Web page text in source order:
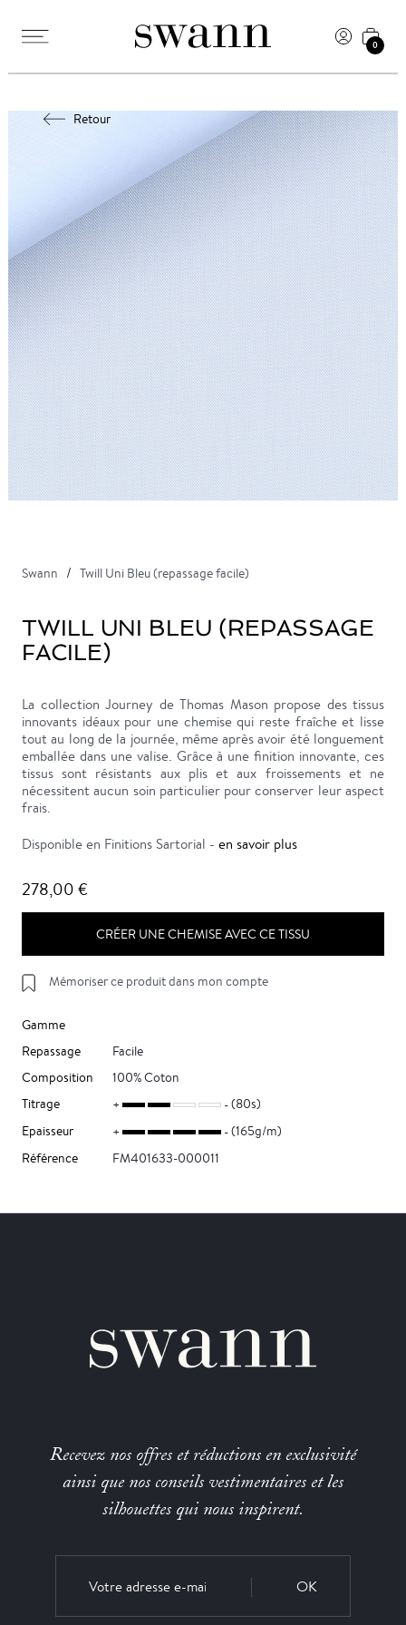
0
Retour
Swann Twill Uni Bleu (repassage facile)
TWILL UNI BLEU (REPASSAGE
FACILE)
La collection Journey de Thomas Mason propose des tissus
innovants idéaux pour une chemise qui reste fraîche et lisse
tout au long de la journée, même après avoir été longuement
emballée dans une valise. Grâce à une finition innovante, ces
tissus sont résistants aux plis et aux froissements et ne
nécessitent aucun soin particulier pour conserver leur aspect
frais.
Disponible en Finitions Sartorial - en savoir plus
278,00 €
CRÉER UNE CHEMISE AVEC CE TISSU
Mémoriser ce produit dans mon compte
Gamme
Repassage
Facile
Composition
100% Coton
Titrage
(80s)
Epaisseur
(165g/m)
Référence
FM401633-000011
Recevez nos offres et réductions en exclusivité
ainsi que nos conseils vestimentaires et les
silhouettes qui nous inspirent.
OK